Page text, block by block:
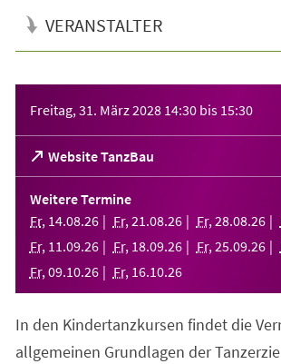
VERANSTALTER
Freitag, 31. März 2028 14:30 bis 15:30
Website TanzBau
(Öffnet
in
einem
neuen
Tab)
Weitere Termine
Fr, 14.08.26 Fr, 21 .08.26 Fr, 28.08.26
Fr, 11 .09.26 Fr, 18.09.26 Fr, 25.09.26
Fr, 09.10.26 Fr, 16.10.26
In den Kindertanzkursen findet die
allgemeinen Grundlagen der